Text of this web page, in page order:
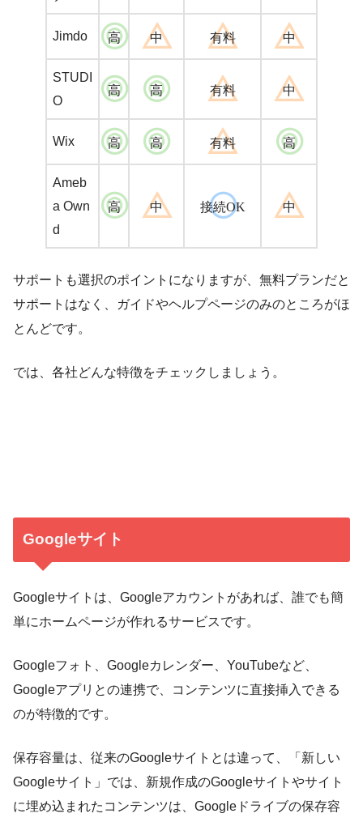
Jimdo 高 中 有料 中
STUDI
O
高 高 有料 中
Wix 高 高 有料 高
Ameb
a Own
d
高 中 接続OK 中
サポートも選択のポイントになりますが、無料プランだと
サポートはなく、ガイドやヘルプページのみのところがほ
とんどです。
では、各社どんな特徴をチェックしましょう。
Googleサイト
Googleサイトは、Googleアカウントがあれば、誰でも簡
単にホームページが作れるサービスです。
Googleフォト、Googleカレンダー、YouTubeなど、
Googleアプリとの連携で、コンテンツに直接挿入できる
のが特徴的です。
保存容量は、従来のGoogleサイトとは違って、「新しい
Googleサイト」では、新規作成のGoogleサイトやサイト
に埋め込まれたコンテンツは、Googleドライブの保存容